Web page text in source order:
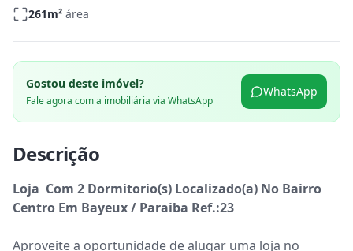
261m² área
Gostou deste imóvel?
Fale agora com a imobiliária via WhatsApp
WhatsApp
Descrição
Loja  Com 2 Dormitorio(s) Localizado(a) No Bairro
Centro Em Bayeux / Paraiba Ref.:23
Aproveite a oportunidade de alugar uma loja no